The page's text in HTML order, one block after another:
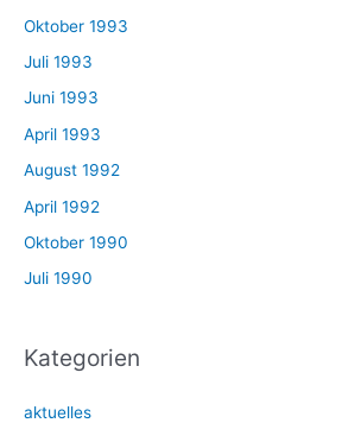
Oktober 1993
Juli 1993
Juni 1993
April 1993
August 1992
April 1992
Oktober 1990
Juli 1990
Kategorien
aktuelles